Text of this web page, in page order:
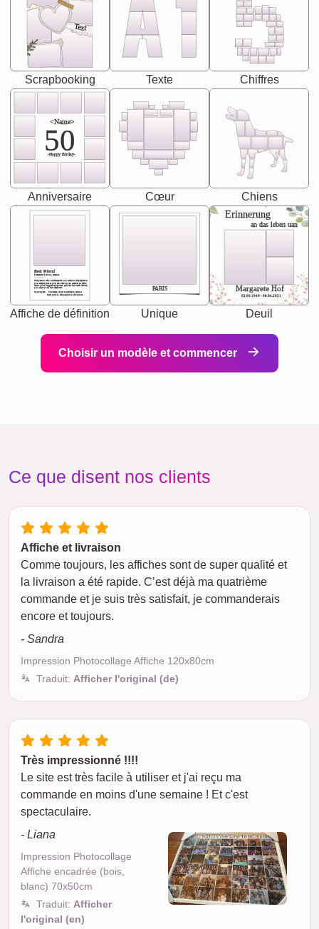
Text
Scrapbooking Texte Chiffres
<Name>
50
-Happy Birday-
Anniversaire Cœur Chiens
Best Friend
[<NAME>] Noun, feminie
Synonyms: Soulmate, closet confidante, sister at
heart person, life partner in adventure.
The person who understands you without explanation
you accepts just as you are. She's your partner in life's,
chaos your biggest supporter, and the one with whom
you share your best memories.
Affiche de définition
PARIS
Unique
Erinnerung
an das leben uan
Margarete Hof
02.05.1940 - 08.04.2021
Deuil
Choisir un modèle et commencer
Ce que disent nos clients
Affiche et livraison
Comme toujours, les affiches sont de super qualité et
la livraison a été rapide. C’est déjà ma quatrième
commande et je suis très satisfait, je commanderais
encore et toujours.
- Sandra
Impression Photocollage Affiche 120x80cm
Traduit: Afficher l'original (de)
Très impressionné !!!!
Le site est très facile à utiliser et j'ai reçu ma
commande en moins d'une semaine ! Et c'est
spectaculaire.
- Liana
Impression Photocollage
Affiche encadrée (bois,
blanc) 70x50cm
Traduit: Afficher
l'original (en)